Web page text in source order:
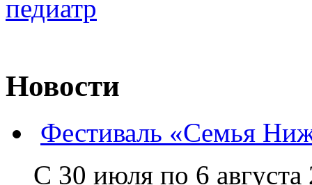
Новости
Фестиваль «Семья
С 30 июля по 6